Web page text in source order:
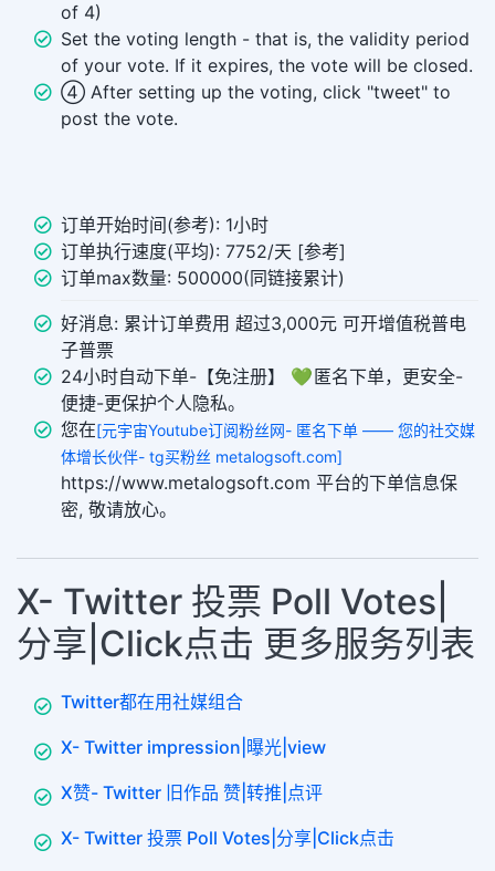
of 4)
Set the voting length - that is, the validity period
of your vote. If it expires, the vote will be closed.
④ After setting up the voting, click "tweet" to
post the vote.
订单开始时间(参考): 1小时
订单执行速度(平均): 7752/天 [参考]
订单max数量: 500000(同链接累计)
好消息: 累计订单费用 超过3,000元 可开增值税普电
子普票
24小时自动下单-【免注册】 💚 匿名下单，更安全-
便捷-更保护个人隐私。
您在[元宇宙Youtube订阅粉丝网- 匿名下单 —— 您的社交媒
体增长伙伴- tg买粉丝 metalogsoft.com]
https://www.metalogsoft.com 平台的下单信息保
密, 敬请放心。
X- Twitter 投票 Poll Votes|
分享|Click点击 更多服务列表
Twitter都在用社媒组合
X- Twitter impression|曝光|view
X赞- Twitter 旧作品 赞|转推|点评
X- Twitter 投票 Poll Votes|分享|Click点击